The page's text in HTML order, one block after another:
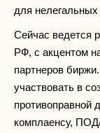
для нелегальных
Сейчас ведется
РФ, с акцентом
партнеров
участвовать в
противоправной
комплаенсу,